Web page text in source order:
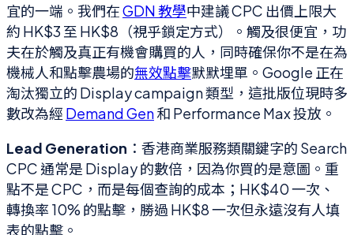
宜的一端。我們在GDN 教學中建議 CPC 出價上限大
約 HK$3 至 HK$8（視乎鎖定方式）。觸及很便宜，功
夫在於觸及真正有機會購買的人，同時確保你不是在為
機械人和點擊農場的無效點擊默默埋單。Google 正在
淘汰獨立的 Display campaign 類型，這批版位現時多
數改為經 Demand Gen和 Performance Max 投放。
Lead Generation ：香港商業服務類關鍵字的 Search
CPC 通常是 Display 的數倍，因為你買的是意圖。重
點不是 CPC，而是每個查詢的成本；HK$40 一次、
轉換率 10% 的點擊，勝過 HK$8 一次但永遠沒有人填
表的點擊。